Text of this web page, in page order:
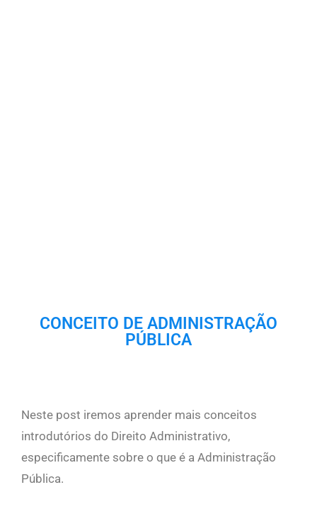
CONCEITO DE ADMINISTRAÇÃO
PÚBLICA
Neste post iremos aprender mais conceitos
introdutórios do Direito Administrativo,
especificamente sobre o que é a Administração
Pública.